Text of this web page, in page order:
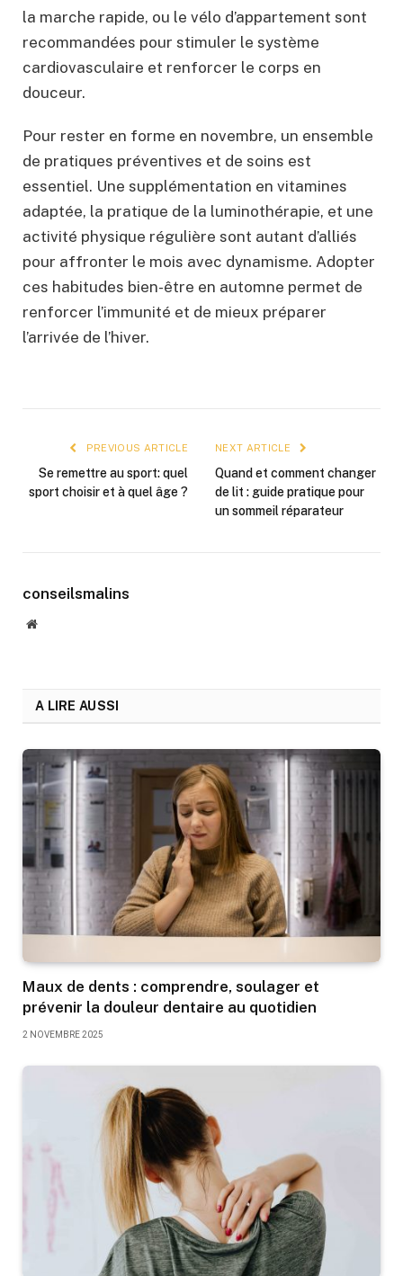
la marche rapide, ou le vélo d’appartement sont
recommandées pour stimuler le système
cardiovasculaire et renforcer le corps en
douceur.
Pour rester en forme en novembre, un ensemble
de pratiques préventives et de soins est
essentiel. Une supplémentation en vitamines
adaptée, la pratique de la luminothérapie, et une
activité physique régulière sont autant d’alliés
pour affronter le mois avec dynamisme. Adopter
ces habitudes bien-être en automne permet de
renforcer l’immunité et de mieux préparer
l’arrivée de l’hiver.
PREVIOUS ARTICLE
Se remettre au sport: quel
sport choisir et à quel âge ?
NEXT ARTICLE
Quand et comment changer
de lit : guide pratique pour
un sommeil réparateur
conseilsmalins
Website
A LIRE AUSSI
Maux de dents : comprendre, soulager et
prévenir la douleur dentaire au quotidien
2 NOVEMBRE 2025